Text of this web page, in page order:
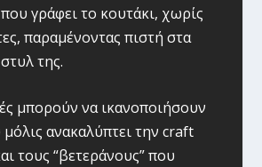
γράφει το κουτάκι, χωρίς
παραμένοντας πιστή στα
της.
μπορούν να ικανοποιήσουν
ανακαλύπτει την craft
τους “βετεράνους” που